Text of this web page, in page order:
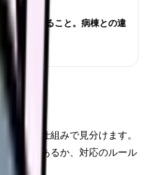
に確認すること。病棟との違
なく、仕組みで見分けます。
文化があるか、対応のルール